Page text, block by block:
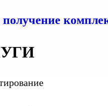
получение